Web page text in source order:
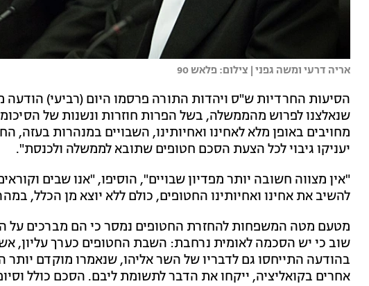
אריה דרעי ומשה גפני | צילום: פלאש 90
הסיעות החרדיות ש"ס ויהדות התורה פרסמו היום (רביעי)
שנאלצנו לפרוש מהממשלה, בשל הפרות חוזרות ונשנות של
מחויבים באופן מלא לאחינו ואחיותינו, השבויים במנהרות בעזה,
יעניקו גיבוי לכל הצעת הסכם חטופים שתובא לממשלה ולכנסת".
"אין מצווה חשובה יותר מפדיון שבויים", הוסיפו, "אנו שבים
להשיב את אחינו ואחיותינו החטופים, כולם ללא יוצא מן הכלל,
מטעם מטה המשפחות להחזרת החטופים נמסר כי הם מברכים על
שוב כי יש הסכמה לאומית נרחבת: השבת החטופים כערך עליון,
בהודעה התייחסו גם לדבריו של השר אליהו, שנאמרו מוקדם יותר
אחרים בקואליציה, ייקחו את הדבר לתשומת ליבם. הסכם כולל